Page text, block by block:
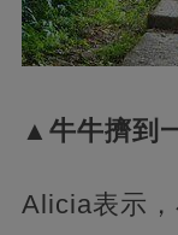
▲牛牛擠到
Alicia表示